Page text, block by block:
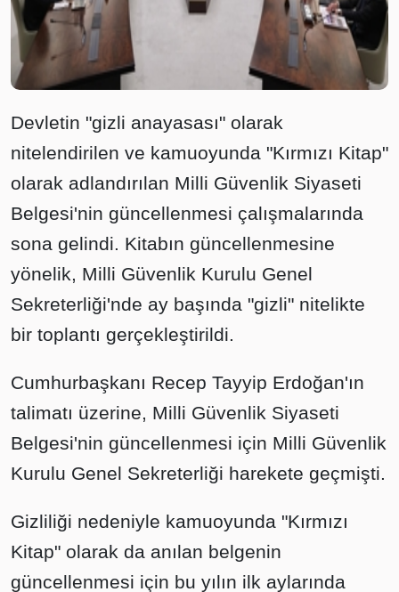
Devletin "gizli anayasası" olarak
nitelendirilen ve kamuoyunda "Kırmızı Kitap"
olarak adlandırılan Milli Güvenlik Siyaseti
Belgesi'nin güncellenmesi çalışmalarında
sona gelindi. Kitabın güncellenmesine
yönelik, Milli Güvenlik Kurulu Genel
Sekreterliği'nde ay başında "gizli" nitelikte
bir toplantı gerçekleştirildi.
Cumhurbaşkanı Recep Tayyip Erdoğan'ın
talimatı üzerine, Milli Güvenlik Siyaseti
Belgesi'nin güncellenmesi için Milli Güvenlik
Kurulu Genel Sekreterliği harekete geçmişti.
Gizliliği nedeniyle kamuoyunda "Kırmızı
Kitap" olarak da anılan belgenin
güncellenmesi için bu yılın ilk aylarında